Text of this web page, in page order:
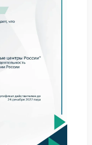
аппарата:
до
навигации;
компонентов при
работах и